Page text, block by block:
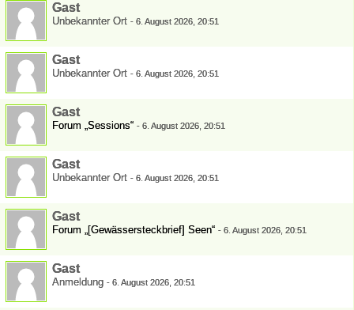
Gast
Unbekannter Ort - 6. August 2026, 20:51
Gast
Unbekannter Ort - 6. August 2026, 20:51
Gast
Forum „Sessions“ - 6. August 2026, 20:51
Gast
Unbekannter Ort - 6. August 2026, 20:51
Gast
Forum „[Gewässersteckbrief] Seen“ - 6. August 2026, 20:51
Gast
Anmeldung - 6. August 2026, 20:51